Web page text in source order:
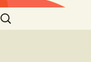
Rechercher :